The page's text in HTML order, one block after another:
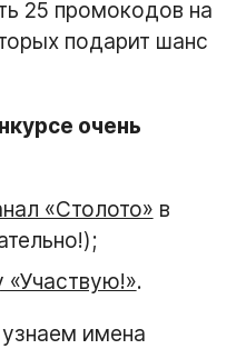
25 промокодов на
подарит шанс
очень
«Столото» в
«Участвую!».
имена